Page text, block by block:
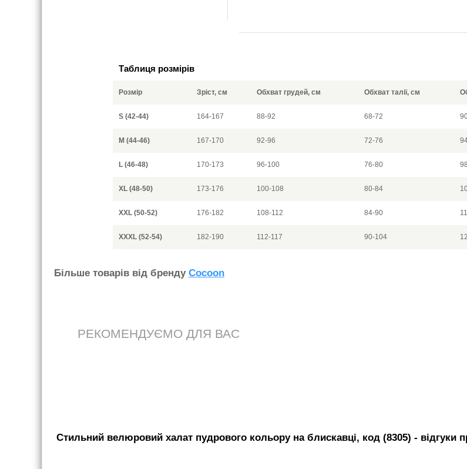
Таблиця розмірів
Розмір Зріст, см Обхват грудей, см Обхват талії, см
S (42-44) 164-167 88-92 68-72
M (44-46) 167-170 92-96 72-76
L (46-48) 170-173 96-100 76-80
XL (48-50) 173-176 100-108 80-84
XXL (50-52) 176-182 108-112 84-90
XXXL (52-54) 182-190 112-117 90-104
Бiльше товарiв вiд бренду Cocoon
РЕКОМЕНДУЄМО ДЛЯ ВАС
Стильний велюровий халат пудрового кольору на блискавці, код (8305) - вiдгуки